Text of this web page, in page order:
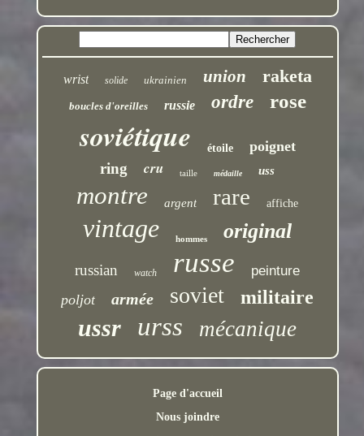
wrist solide ukrainien union raketa
boucles d'oreilles russie ordre rose
soviétique étoile poignet
ring cru taille médaille uss
montre argent rare affiche
vintage hommes original
russian watch russe peinture
poljot armée soviet militaire
ussr urss mécanique
Page d'accueil
Nous joindre